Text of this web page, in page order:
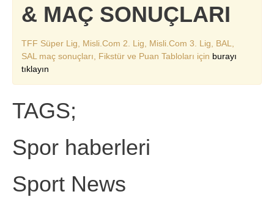
& MAÇ SONUÇLARI
TFF Süper Lig, Misli.Com 2. Lig, Misli.Com 3. Lig, BAL,
SAL maç sonuçları, Fikstür ve Puan Tabloları için burayı
tıklayın
TAGS;
Spor haberleri
Sport News